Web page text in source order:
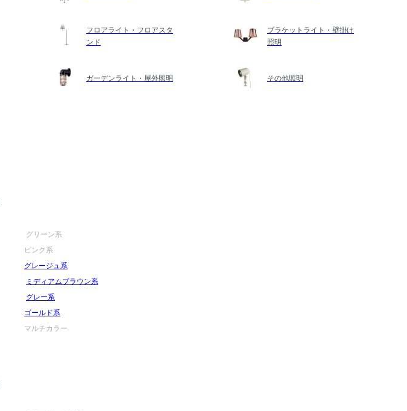
フロアライト・フロアスタ
ンド
ブラケットライト・壁掛け
照明
ガーデンライト・屋外照明 その他照明
グリーン系
ピンク系
グレージュ系
ミディアムブラウン系
グレー系
ゴールド系
マルチカラー